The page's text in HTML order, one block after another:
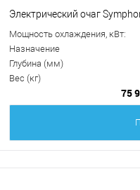
Электрический очаг
Мощность охлаждения, кВт:
Назначение
Глубина (мм)
Вес (кг)
75